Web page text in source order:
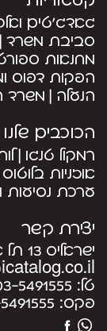
גאדג’טים
סביבת משרד
מחנאות ספורט
הפקות דפוס
הנעלה משרד
הכוכבים שלנו
רמקול טנגו
אוזניות
ערכת נסיעות
יצירת קשר
ישראליס 13 תל אביב
טל: 5491555
פקס: